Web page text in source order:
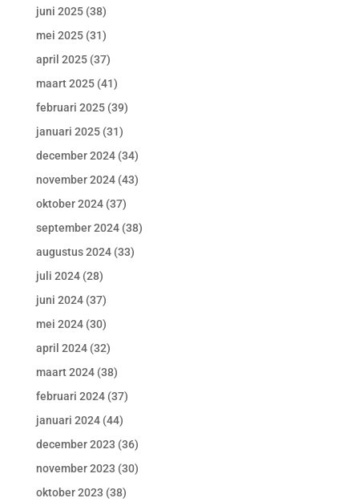
juni 2025(38)
mei 2025(31)
april 2025(37)
maart 2025(41)
februari 2025(39)
januari 2025(31)
december 2024(34)
november 2024(43)
oktober 2024(37)
september 2024(38)
augustus 2024(33)
juli 2024(28)
juni 2024(37)
mei 2024(30)
april 2024(32)
maart 2024(38)
februari 2024(37)
januari 2024(44)
december 2023 (36)
november 2023 (30)
oktober 2023 (38)